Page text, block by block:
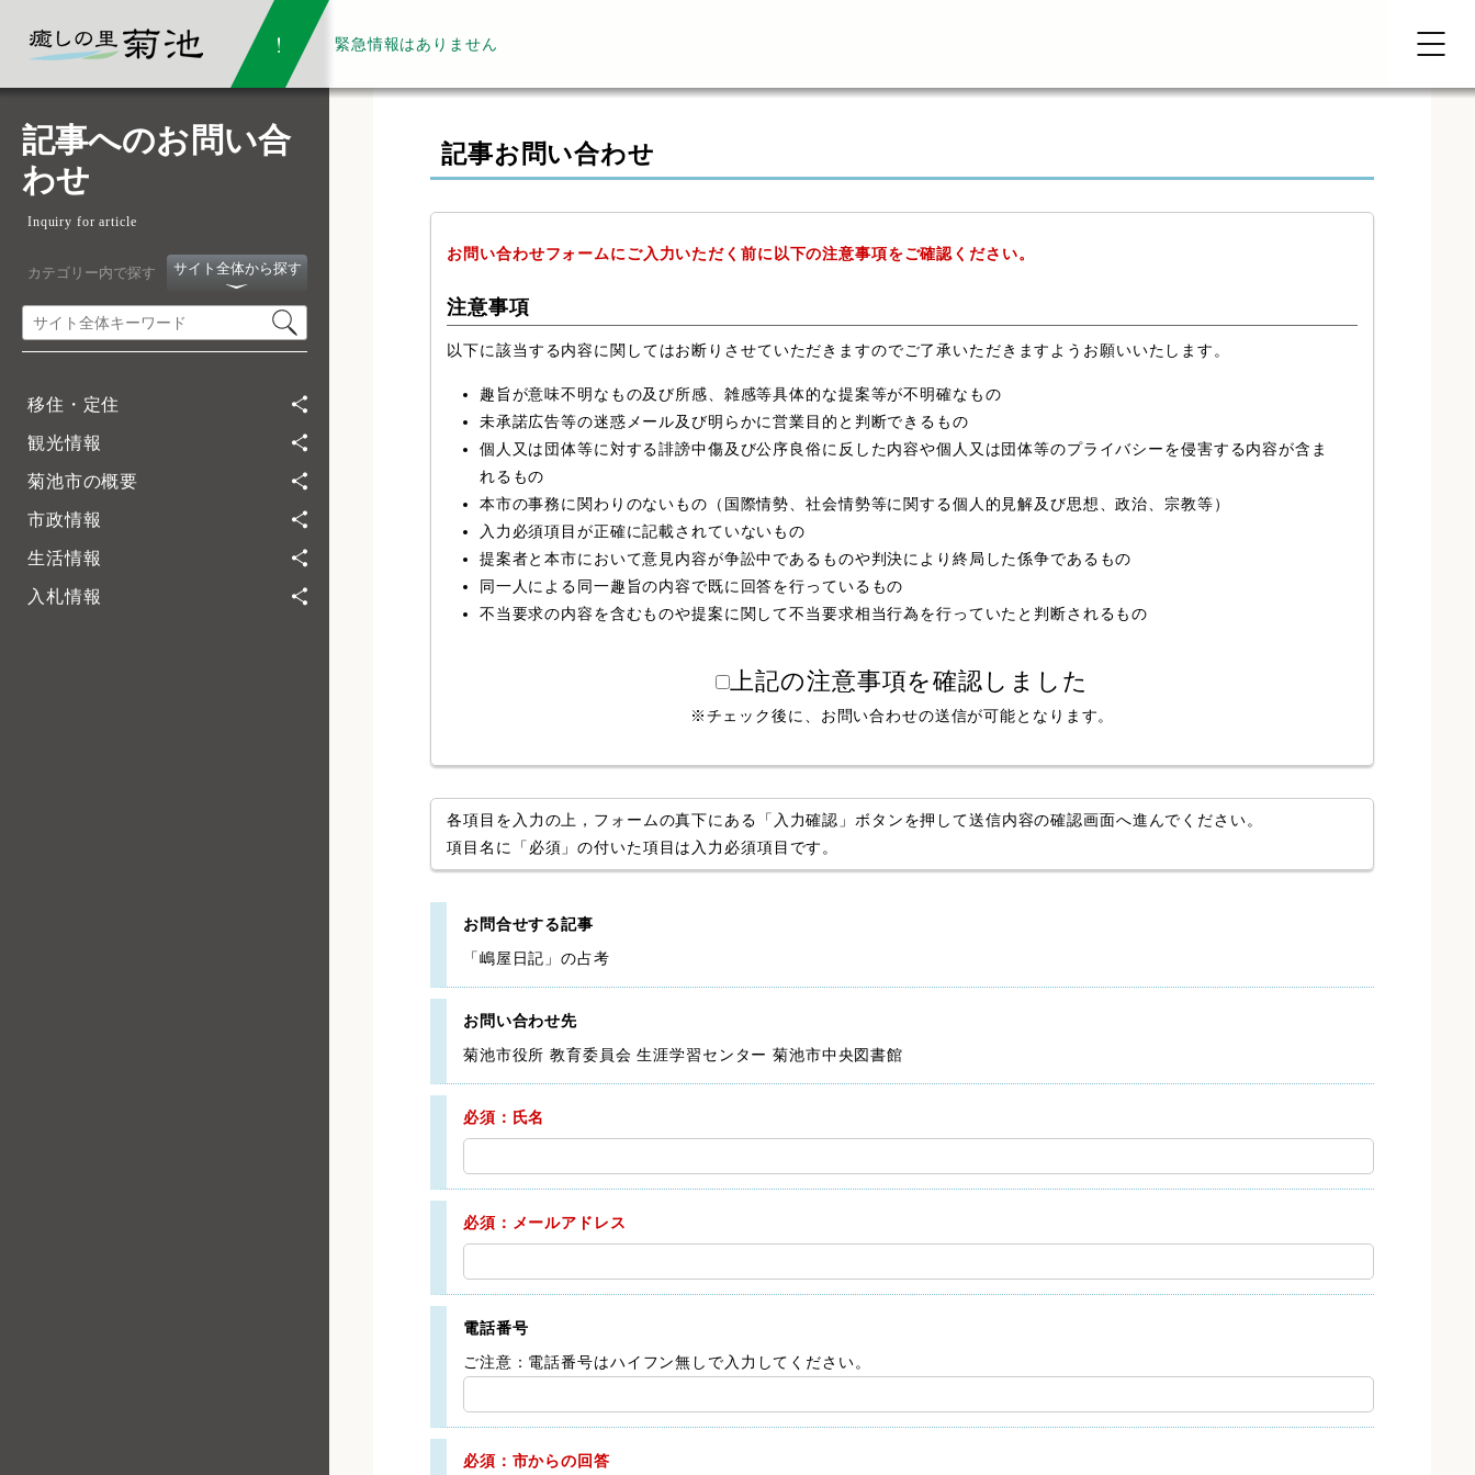
緊急情報はありません
記事へのお問い合
わせ
Inquiry for article
カテゴリー内で探す サイト全体から探す
移住・定住
観光情報
菊池市の概要
市政情報
生活情報
入札情報
記事お問い合わせ
お問い合わせフォームにご入力いただく前に以下の注意事項をご確認ください。
注意事項
以下に該当する内容に関してはお断りさせていただきますのでご了承いただきますようお願いいたします。
趣旨が意味不明なもの及び所感、雑感等具体的な提案等が不明確なもの
未承諾広告等の迷惑メール及び明らかに営業目的と判断できるもの
個人又は団体等に対する誹謗中傷及び公序良俗に反した内容や個人又は団体等のプライバシーを侵害する内容が含ま
れるもの
本市の事務に関わりのないもの（国際情勢、社会情勢等に関する個人的見解及び思想、政治、宗教等）
入力必須項目が正確に記載されていないもの
提案者と本市において意見内容が争訟中であるものや判決により終局した係争であるもの
同一人による同一趣旨の内容で既に回答を行っているもの
不当要求の内容を含むものや提案に関して不当要求相当行為を行っていたと判断されるもの
上記の注意事項を確認しました
※チェック後に、お問い合わせの送信が可能となります。
各項目を入力の上，フォームの真下にある「入力確認」ボタンを押して送信内容の確認画面へ進んでください。
項目名に「必須」の付いた項目は入力必須項目です。
お問合せする記事
「嶋屋日記」の占考
お問い合わせ先
菊池市役所 教育委員会 生涯学習センター 菊池市中央図書館
必須：氏名
必須：メールアドレス
電話番号
ご注意：電話番号はハイフン無しで入力してください。
必須：市からの回答